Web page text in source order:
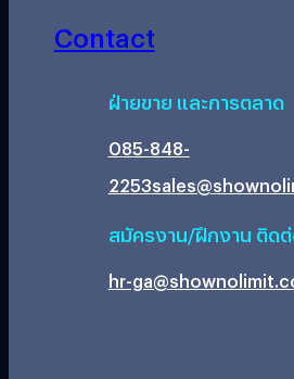
Contact
ฝ่ายขาย และการตลาด
085-848-
2253
สมัครงาน/ฝึกงาน ติด
hr-